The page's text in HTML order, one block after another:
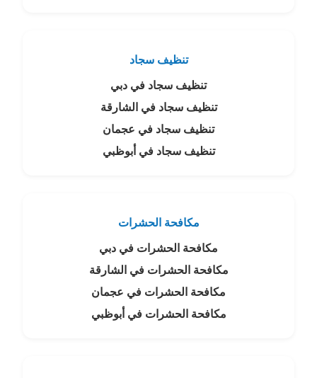
تنظيف سجاد
تنظيف سجاد في دبي
تنظيف سجاد في الشارقة
تنظيف سجاد في عجمان
تنظيف سجاد في أبوظبي
مكافحة الحشرات
مكافحة الحشرات في دبي
مكافحة الحشرات في الشارقة
مكافحة الحشرات في عجمان
مكافحة الحشرات في أبوظبي